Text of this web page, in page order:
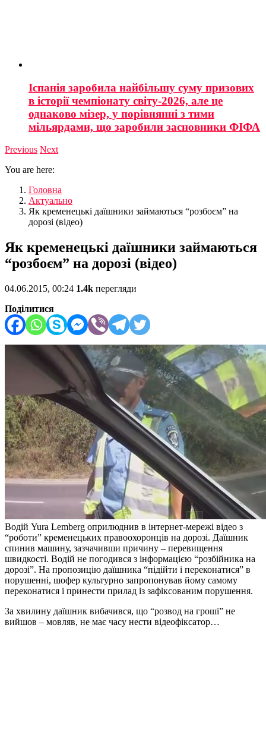
Іспанія заробила найбільшу суму призових
в історії чемпіонату світу-2026, але це
однаково мізер, у порівнянні з тими
мільярдами, що заробили засновники ФІФА
Previous Next
You are here:
Головна
Актуально
Як кременецькі даїшники займаються “розбоєм” на
дорозі (відео)
Як кременецькі даїшники займаються
“розбоєм” на дорозі (відео)
04.06.2015, 00:24 1.4k перегляди
Поділитися
Водій Yura Lemberg оприлюднив в інтернет-мережі відео з
“роботи” кременецьких правоохоронців на дорозі. Даїшник
спинив машину, зазчачивши причину – перевищення
швидкості. Водій не погодився з інформацією “розбійника на
дорозі”. На пропозицію даїшника “підійти і переконатися” в
порушенні, шофер культурно запропонував йому самому
переконатися і принести прилад із зафіксованим порушення.
За хвилину даїшник вибачився, що “розвод на гроші” не
вийшов – мовляв, не має часу нести відеофіксатор…